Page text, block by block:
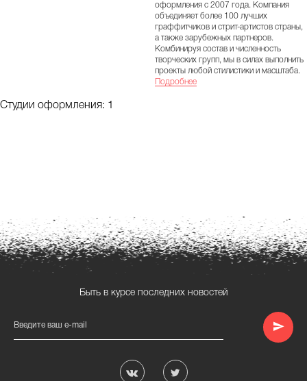
оформления с 2007 года. Компания
объединяет более 100 лучших
граффитчиков и стрит-артистов страны,
а также зарубежных партнеров.
Комбинируя состав и численность
творческих групп, мы в силах выполнить
проекты любой стилистики и масштаба.
Подробнее
Студии оформления: 1
Быть в курсе последних новостей
Введите ваш e-mail